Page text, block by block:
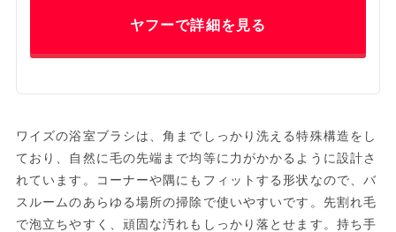
ヤフーで詳細を見る
ワイズの浴室ブラシは、角までしっかり洗える特殊構造をし
ており、自然に毛の先端まで均等に力がかかるように設計さ
れています。コーナーや隅にもフィットする形状なので、バ
スルームのあらゆる場所の掃除で使いやすいです。先割れ毛
で泡立ちやすく、頑固な汚れもしっかり落とせます。持ち手